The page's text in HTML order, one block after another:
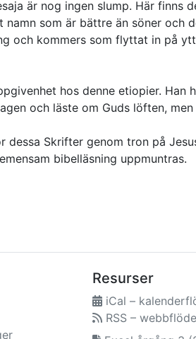
är nog ingen slump. Här finns
som är bättre än söner och
och kommers som flyttat in på
hos denne etiopier.
och läste om Guds löften,
Skrifter genom tron på
bibelläsning uppmuntras.
Resurser
iCal –
RSS – webbflöde